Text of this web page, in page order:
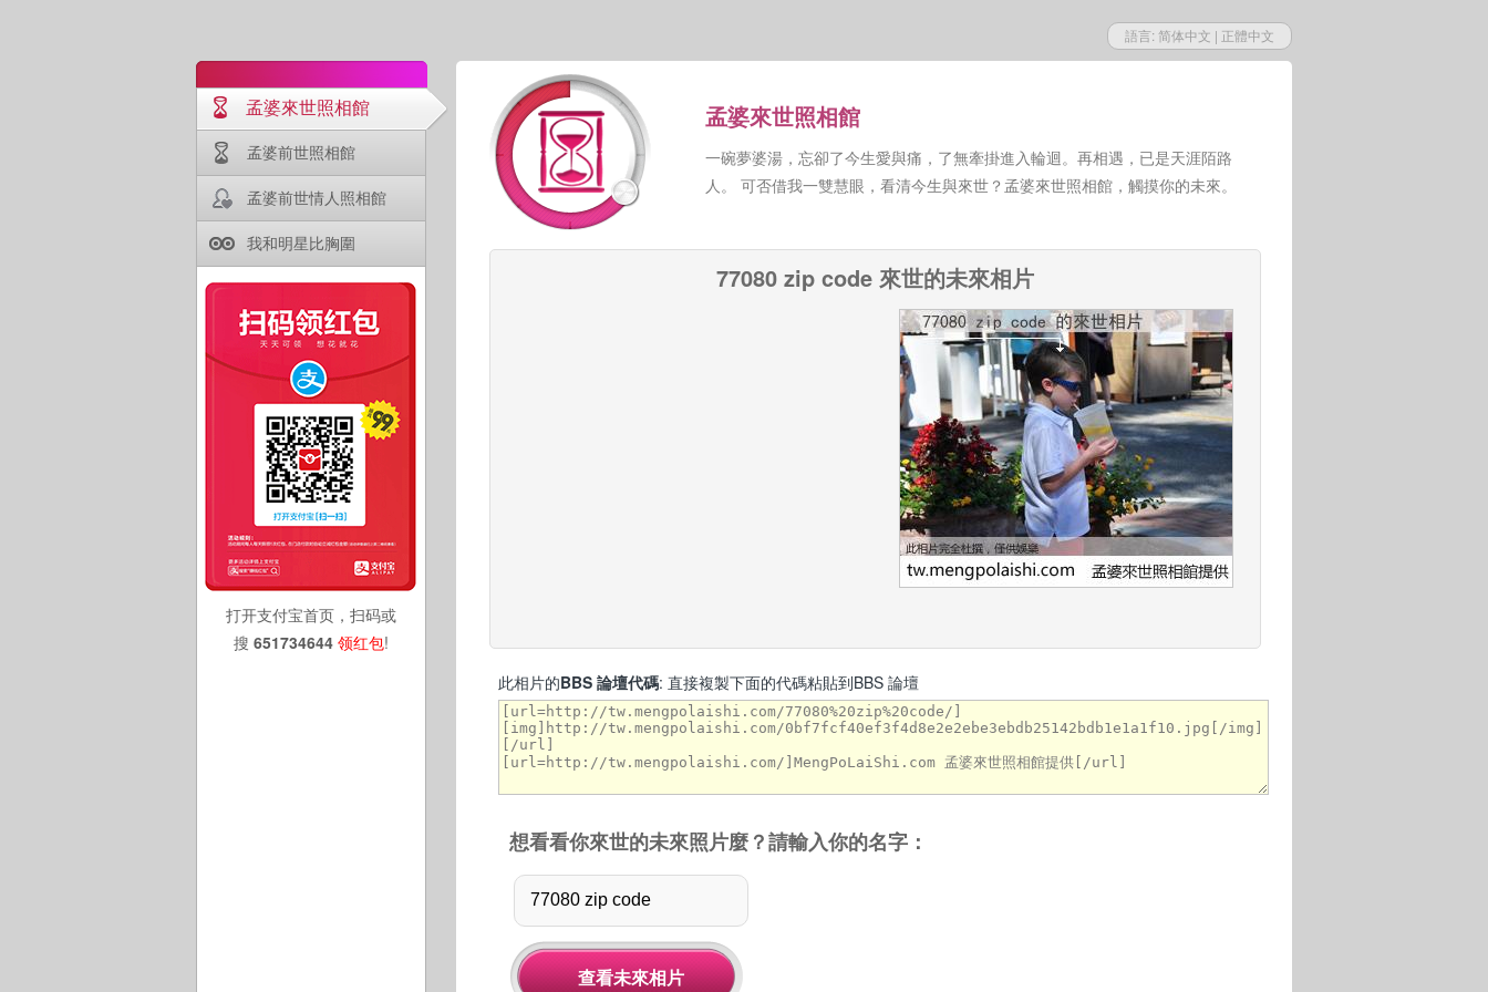
語言: 简体中文 | 正體中文
孟婆來世照相館
孟婆前世照相館
孟婆前世情人照相館
我和明星比胸圍
打开支付宝首页，扫码或
搜 651734644 领红包!
孟婆來世照相館
一碗夢婆湯，忘卻了今生愛與痛，了無牽掛進入輪迴。再相遇，已是天涯陌路
人。 可否借我一雙慧眼，看清今生與來世？孟婆來世照相館，觸摸你的未來。
77080 zip code 來世的未來相片
此相片的BBS 論壇代碼: 直接複製下面的代碼粘貼到BBS 論壇
想看看你來世的未來照片麼？請輸入你的名字：